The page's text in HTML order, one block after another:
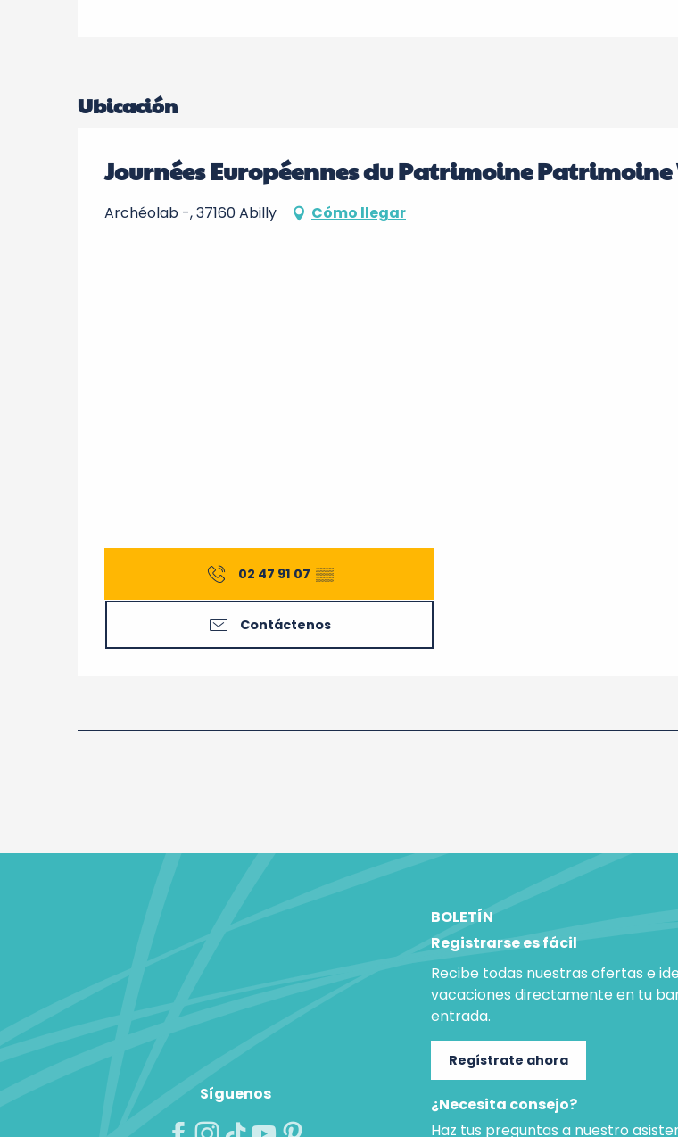
Ubicación
Journées Européennes du Patrimoine
Archéolab -, 37160 Abilly Cómo llegar
02 47 91 07 ▒▒
Contáctenos
Síguenos
BOLETÍN
Registrarse es fácil
Recibe todas nuestras ofertas e
vacaciones directamente en tu
entrada.
Regístrate ahora
¿Necesita consejo?
Haz tus preguntas a nuestro